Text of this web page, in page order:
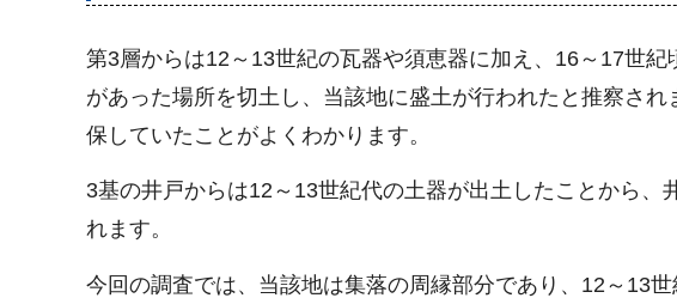
第3層からは12～13世紀の瓦器や須恵器に加え、16～17世
があった場所を切土し、当該地に盛土が行われたと推察さ
保していたことがよくわかります。
3基の井戸からは12～13世紀代の土器が出土したことから
れます。
今回の調査では、当該地は集落の周縁部分であり、12～13